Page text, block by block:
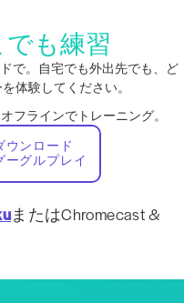
も練習
で。自宅でも外出先でも、ど
体験してください。
フラインでトレーニング。
ウンロード
ーグルプレイ
またはChromecast &